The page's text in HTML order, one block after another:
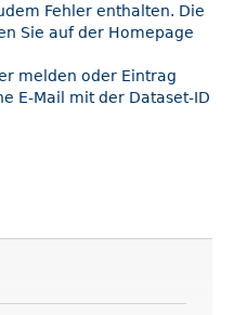
Fehler enthalten. Die
Sie auf der Homepage
melden oder Eintrag
E-Mail mit der Dataset-ID